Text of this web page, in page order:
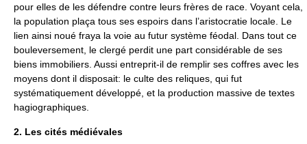
pour elles de les défendre contre leurs frères de race. Voyant cela,
la population plaça tous ses espoirs dans l’aristocratie locale. Le
lien ainsi noué fraya la voie au futur système féodal. Dans tout ce
bouleversement, le clergé perdit une part considérable de ses
biens immobiliers. Aussi entreprit-il de remplir ses coffres avec les
moyens dont il disposait: le culte des reliques, qui fut
systématiquement développé, et la production massive de textes
hagiographiques.
2. Les cités médiévales